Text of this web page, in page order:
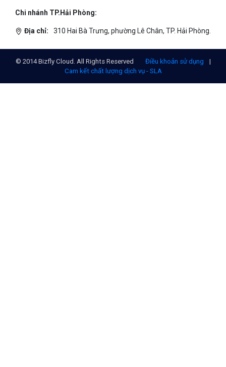
Chi nhánh TP.Hải Phòng:
Địa chỉ: 310 Hai Bà Trưng, phường Lê Chân, TP. Hải Phòng.
© 2014 Bizfly Cloud. All Rights Reserved Điều khoản sử dụng
|
Cam kết chất lượng dịch vụ - SLA